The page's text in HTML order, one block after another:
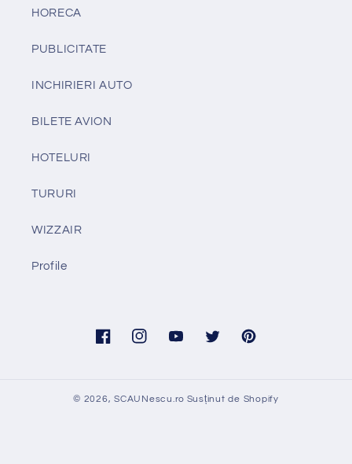
HORECA
PUBLICITATE
INCHIRIERI AUTO
BILETE AVION
HOTELURI
TURURI
WIZZAIR
Profile
FacebookInstagramYouTubeTwitter Pinterest
© 2026,SCAUNescu.ro Susținut de Shopify